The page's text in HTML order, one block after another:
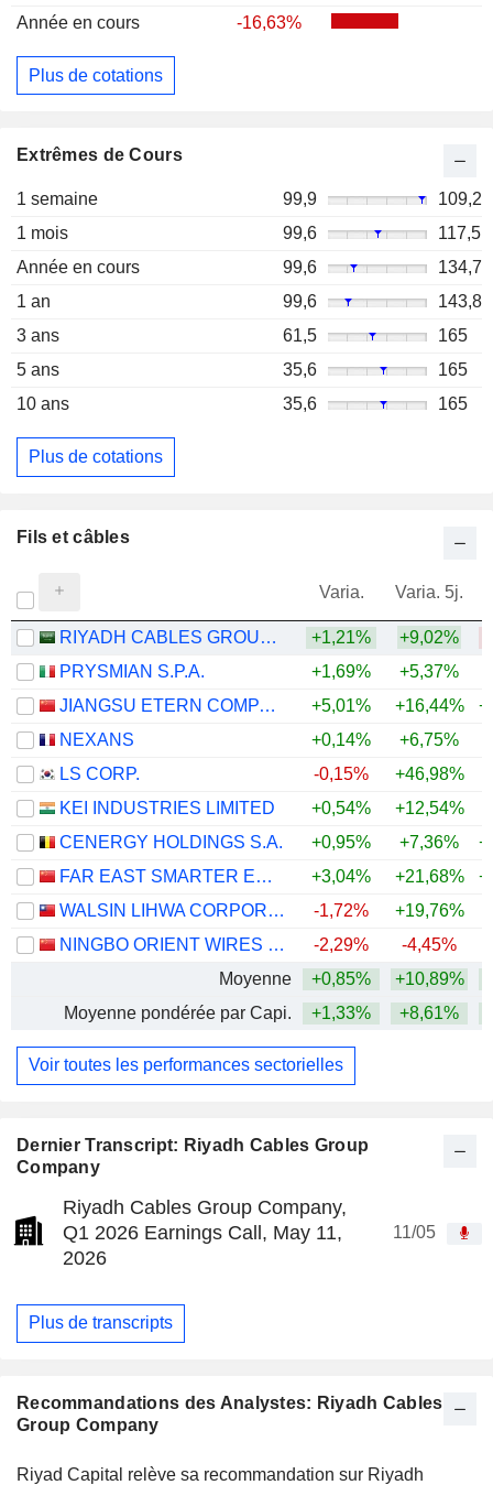
Dernier Transcript: Riyadh Cables Group
Company
Riyadh Cables Group Company,
Q1 2026 Earnings Call, May 11,
2026
11/05
Plus de transcripts
Recommandations des Analystes: Riyadh Cables
Group Company
Riyad Capital relève sa recommandation sur Riyadh
Année en cours
-16,63%
Plus de cotations
Extrêmes de Cours
1 semaine 99,9
109,2
1 mois
99,6
117,5
Année en cours
99,6
134,7
1 an
99,6
143,8
3 ans
61,5
165
5 ans
35,6
165
10 ans
35,6 165
Plus de cotations
Fils et câbles
Varia. Varia. 5j.
RIYADH CABLES GROUP COMPANY +1,21% +9,02%
PRYSMIAN S.P.A.
+1,69% +5,37%
JIANGSU ETERN COMPANY LIMITED
+5,01% +16,44%
NEXANS
+0,14% +6,75%
LS CORP.
-0,15% +46,98%
KEI INDUSTRIES LIMITED
+0,54% +12,54%
CENERGY HOLDINGS S.A.
+0,95% +7,36%
FAR EAST SMARTER ENERGY CO., LTD.
+3,04% +21,68%
WALSIN LIHWA CORPORATION
-1,72% +19,76%
NINGBO ORIENT WIRES & CABLES CO.,LTD.
-2,29% -4,45%
Moyenne
+0,85% +10,89%
Moyenne pondérée par Capi.
+1,33% +8,61%
Voir toutes les performances sectorielles